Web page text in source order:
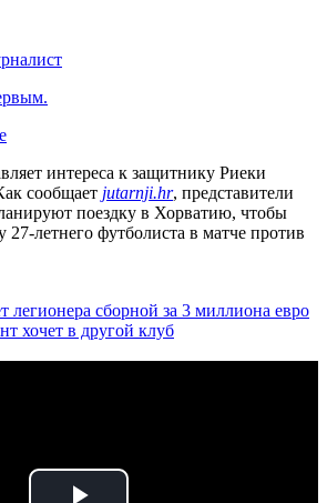
интереса к защитнику Риеки
сообщает jutarnji.hr, представители
поездку в Хорватию, чтобы
летнего футболиста в матче против
легионера сборной за 3 миллиона евро
хочет в другой клуб